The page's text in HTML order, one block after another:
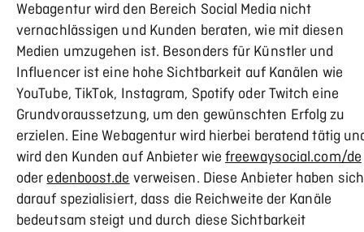
Webagentur wird den Bereich Social Media nicht
vernachlässigen und Kunden beraten, wie mit diesen
Medien umzugehen ist. Besonders für Künstler und
Influencer ist eine hohe Sichtbarkeit auf Kanälen wie
YouTube, TikTok, Instagram, Spotify oder Twitch eine
Grundvoraussetzung, um den gewünschten Erfolg zu
erzielen. Eine Webagentur wird hierbei beratend tätig
wird den Kunden auf Anbieter wiefreewaysocial.com/de
oderedenboost.deverweisen. Diese Anbieter haben sich
darauf spezialisiert, dass die Reichweite der Kanäle
bedeutsam steigt und durch diese Sichtbarkeit